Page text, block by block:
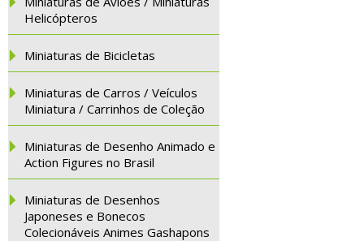
Helicópteros
Miniaturas de Bicicletas
Miniaturas de Carros / Veículos
Miniatura / Carrinhos de Coleção
Miniaturas de Desenho Animado e
Action Figures no Brasil
Miniaturas de Desenhos
Japoneses e Bonecos
Colecionáveis Animes Gashapons